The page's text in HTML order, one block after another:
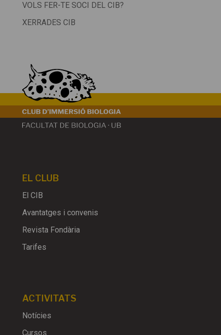
VOLS FER-TE SOCI DEL CIB?
XERRADES CIB
EL CLUB
El CIB
Avantatges i convenis
Revista Fondària
Tarifes
ACTIVITATS
Notícies
Cursos